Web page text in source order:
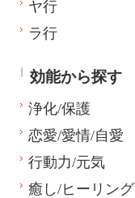
ヤ行
ラ行
効能から探す
浄化/保護
恋愛/愛情/自愛
行動力/元気
癒し/ヒーリング